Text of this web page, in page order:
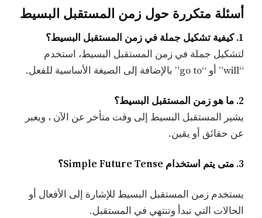
أسئلة متكررة حول زمن المستقبل البسيط
1. كيفية تشكيل جملة في زمن المستقبل البسيط؟
لتشكيل جملة في زمن المستقبل البسيط، استخدم
“will” أو “go to” بالإضافة إلى الصيغة الأساسية للفعل.
2. ما هو زمن المستقبل البسيط؟
يشير المستقبل البسيط إلى وقت متأخر عن الآن ، ويعبر
عن حقائق أو يقين.
3. متى يتم استخدام Simple Future Tense؟
يستخدم زمن المستقبل البسيط للإشارة إلى الأفعال أو
الحالات التي تبدأ وتنتهي في المستقبل.